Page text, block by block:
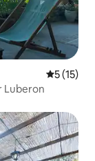
5 (15)
Luberon